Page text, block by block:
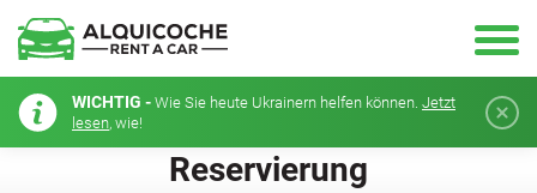
WICHTIG - Wie Sie heute Ukrainern helfen können. Jetzt
lesen, wie!
Reservierung